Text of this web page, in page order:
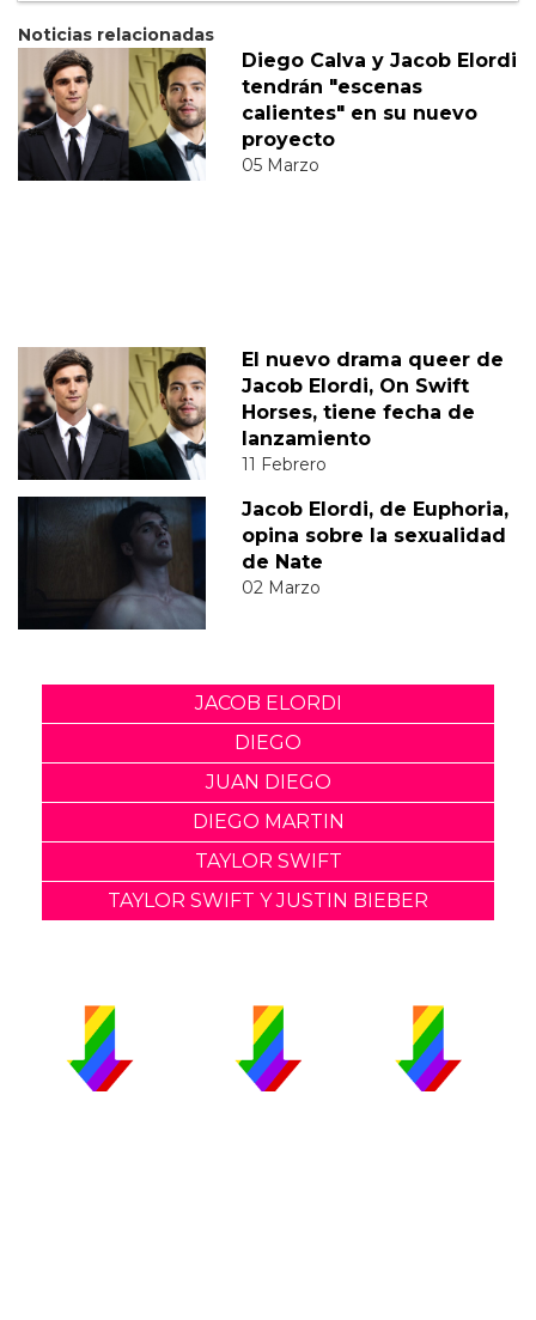
Noticias relacionadas
Diego Calva y Jacob Elordi
tendrán "escenas
calientes" en su nuevo
proyecto
05 Marzo
El nuevo drama queer de
Jacob Elordi, On Swift
Horses, tiene fecha de
lanzamiento
11 Febrero
Jacob Elordi, de Euphoria,
opina sobre la sexualidad
de Nate
02 Marzo
JACOB ELORDI
DIEGO
JUAN DIEGO
DIEGO MARTIN
TAYLOR SWIFT
TAYLOR SWIFT Y JUSTIN BIEBER